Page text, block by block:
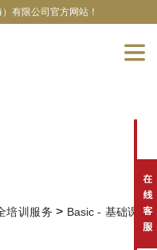
有限公司官方网站！
培训服务 > Basic - 基础课